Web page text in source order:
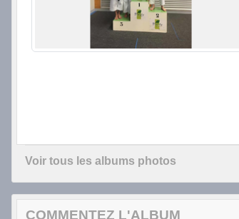
Voir tous les albums photos
COMMENTEZ L'ALBUM